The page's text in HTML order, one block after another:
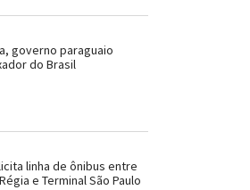
governo paraguaio
do Brasil
linha de ônibus entre
e Terminal São Paulo